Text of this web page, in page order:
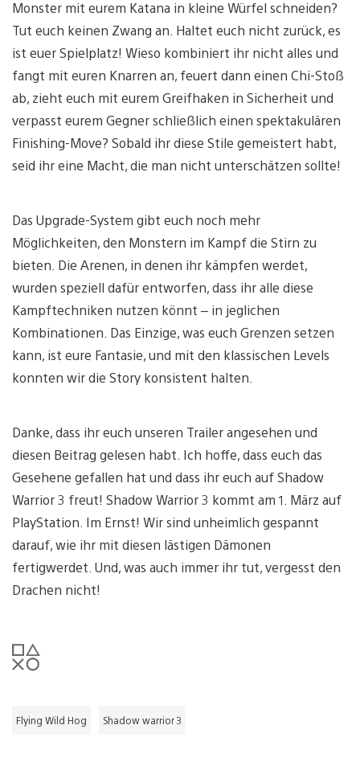
Monster mit eurem Katana in kleine Würfel schneiden?
Tut euch keinen Zwang an. Haltet euch nicht zurück, es
ist euer Spielplatz! Wieso kombiniert ihr nicht alles und
fangt mit euren Knarren an, feuert dann einen Chi-Stoß
ab, zieht euch mit eurem Greifhaken in Sicherheit und
verpasst eurem Gegner schließlich einen spektakulären
Finishing-Move? Sobald ihr diese Stile gemeistert habt,
seid ihr eine Macht, die man nicht unterschätzen sollte!
Das Upgrade-System gibt euch noch mehr
Möglichkeiten, den Monstern im Kampf die Stirn zu
bieten. Die Arenen, in denen ihr kämpfen werdet,
wurden speziell dafür entworfen, dass ihr alle diese
Kampftechniken nutzen könnt – in jeglichen
Kombinationen. Das Einzige, was euch Grenzen setzen
kann, ist eure Fantasie, und mit den klassischen Levels
konnten wir die Story konsistent halten.
Danke, dass ihr euch unseren Trailer angesehen und
diesen Beitrag gelesen habt. Ich hoffe, dass euch das
Gesehene gefallen hat und dass ihr euch auf Shadow
Warrior 3 freut! Shadow Warrior 3 kommt am 1. März auf
PlayStation. Im Ernst! Wir sind unheimlich gespannt
darauf, wie ihr mit diesen lästigen Dämonen
fertigwerdet. Und, was auch immer ihr tut, vergesst den
Drachen nicht!
Flying Wild Hog Shadow warrior 3